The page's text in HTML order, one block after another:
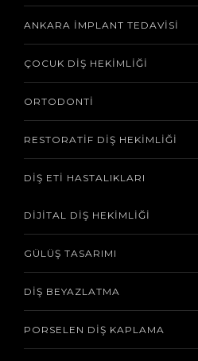
ANKARA İMPLANT TEDAVISI
ÇOCUK DIŞ HEKIMLIĞI
ORTODONTI
RESTORATIF DIŞ HEKIMLIĞI
DIŞ ETI HASTALIKLARI
DIJITAL DIŞ HEKIMLIĞI
GÜLÜŞ TASARIMI
DIŞ BEYAZLATMA
PORSELEN DIŞ KAPLAMA